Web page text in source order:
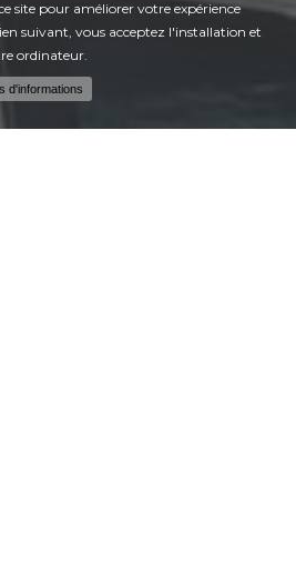
site pour améliorer votre expérience
suivant, vous acceptez l'installation et
ordinateur.
d'informations